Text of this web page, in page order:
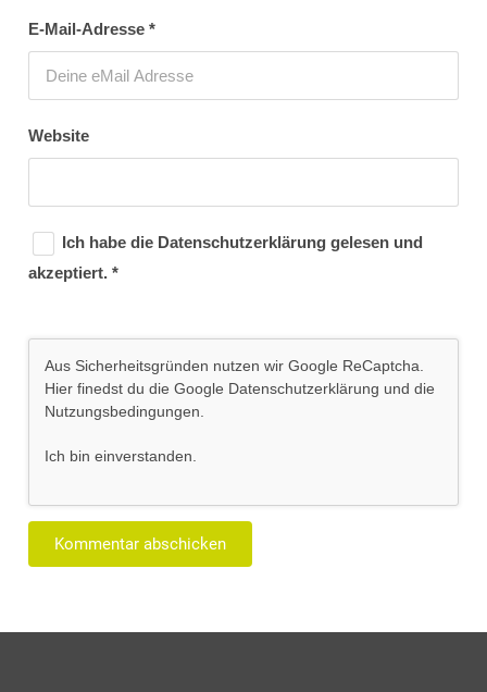
E-Mail-Adresse *
Website
Ich habe die Datenschutzerklärung gelesen und
akzeptiert. *
Aus Sicherheitsgründen nutzen wir Google ReCaptcha.
Hier finedst du die Google Datenschutzerklärung und die
Nutzungsbedingungen
Ich bin einverstanden